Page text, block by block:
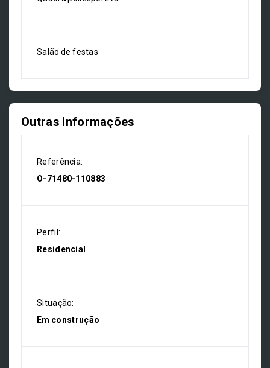
Salão de festas
Outras Informações
Referência:
O-71480-110883
Perfil:
Residencial
Situação:
Em construção